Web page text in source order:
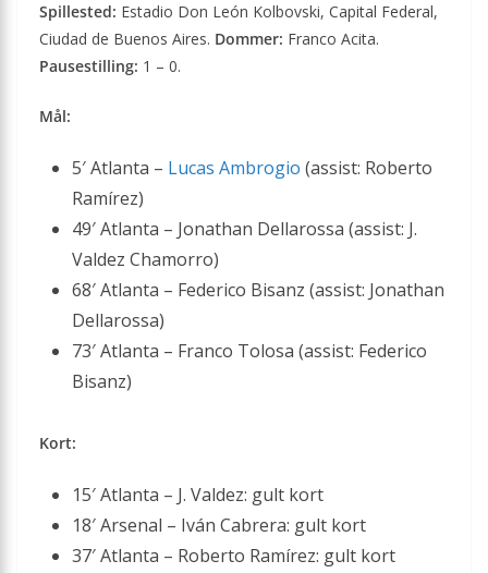
Spillested: Estadio Don León Kolbovski, Capital Federal,
Ciudad de Buenos Aires. Dommer: Franco Acita.
Pausestilling: 1 – 0.
Mål:
5′ Atlanta – Lucas Ambrogio (assist: Roberto
Ramírez)
49′ Atlanta – Jonathan Dellarossa (assist: J.
Valdez Chamorro)
68′ Atlanta – Federico Bisanz (assist: Jonathan
Dellarossa)
73′ Atlanta – Franco Tolosa (assist: Federico
Bisanz)
Kort:
15′ Atlanta – J. Valdez: gult kort
18′ Arsenal – Iván Cabrera: gult kort
37′ Atlanta – Roberto Ramírez: gult kort